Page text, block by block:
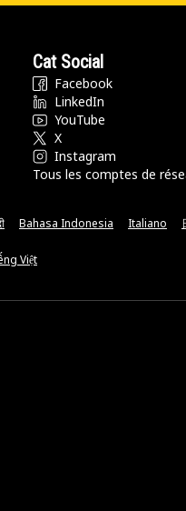
Cat Social
Facebook
LinkedIn
YouTube
X
Instagram
Tous les comptes de
Bahasa Indonesia Italiano
Việt